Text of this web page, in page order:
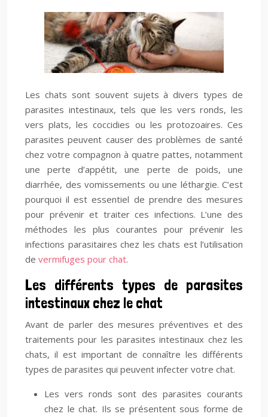
Les chats sont souvent sujets à divers types de
parasites intestinaux, tels que les vers ronds, les
vers plats, les coccidies ou les protozoaires. Ces
parasites peuvent causer des problèmes de santé
chez votre compagnon à quatre pattes, notamment
une perte d’appétit, une perte de poids, une
diarrhée, des vomissements ou une léthargie. C’est
pourquoi il est essentiel de prendre des mesures
pour prévenir et traiter ces infections. L’une des
méthodes les plus courantes pour prévenir les
infections parasitaires chez les chats est l’utilisation
de vermifuges pour chat.
Les différents types de parasites
intestinaux chez le chat
Avant de parler des mesures préventives et des
traitements pour les parasites intestinaux chez les
chats, il est important de connaître les différents
types de parasites qui peuvent infecter votre chat.
Les vers ronds sont des parasites courants
chez le chat. Ils se présentent sous forme de